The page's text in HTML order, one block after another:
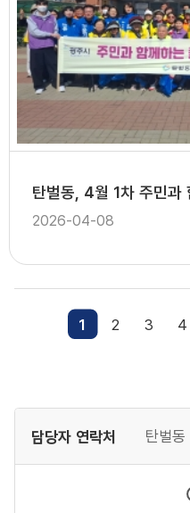
탄벌동, 4월 1차 주민과
2026-04-08
1 2 3 4
담당자 연락처 탄벌동